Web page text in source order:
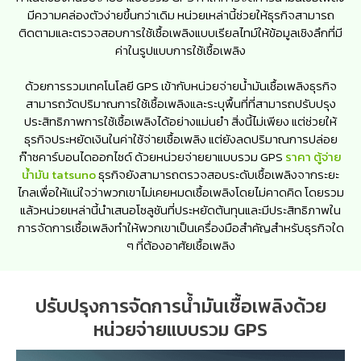
มีความคล่องตัวง่ายขึ้นกว่าเดิม หน่วยเหล่านี้ช่วยให้ธุรกิจสามารถ
ติดตามและตรวจสอบการใช้เชื้อเพลิงแบบเรียลไทม์ให้ข้อมูลเชิงลึกที่มี
ค่าในรูปแบบการใช้เชื้อเพลิง
ด้วยการรวมเทคโนโลยี GPS เข้ากับหน่วยจ่ายน้ำมันเชื้อเพลิงธุรกิจ
สามารถวัดปริมาณการใช้เชื้อเพลิงและระบุพื้นที่ที่สามารถปรับปรุง
ประสิทธิภาพการใช้เชื้อเพลิงได้อย่างแม่นยำ สิ่งนี้ไม่เพียง แต่ช่วยให้
ธุรกิจประหยัดเงินในค่าใช้จ่ายเชื้อเพลิง แต่ยังลดปริมาณการปล่อย
ก๊าซคาร์บอนไดออกไซด์ ด้วยหน่วยจ่ายยาแบบรวม GPS ราคา ตู้จ่าย
น้ำมัน tatsunoธุรกิจยังสามารถตรวจสอบระดับเชื้อเพลิงจากระยะ
ไกลเพื่อให้แน่ใจว่าพวกเขาไม่เคยหมดเชื้อเพลิงโดยไม่คาดคิด โดยรวม
แล้วหน่วยเหล่านี้นำเสนอโซลูชันที่ประหยัดต้นทุนและมีประสิทธิภาพใน
การจัดการเชื้อเพลิงทำให้พวกเขาเป็นเครื่องมือสำคัญสำหรับธุรกิจใด
ๆ ที่ต้องอาศัยเชื้อเพลิง
ปรับปรุงการจัดการน้ำมันเชื้อเพลิงด้วย
หน่วยจ่ายแบบรวม GPS